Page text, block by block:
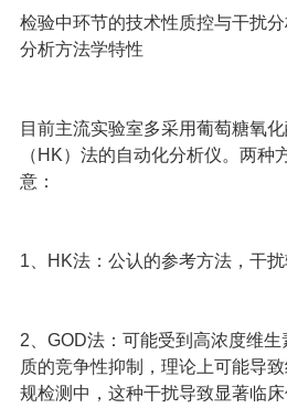
检验中环节的技术性质控与干扰
分析方法学特性
目前主流实验室多采用葡萄糖氧
（HK）法的自动化分析仪。两种
意：
1、HK法：公认的参考方法，干扰
2、GOD法：可能受到高浓度维
质的竞争性抑制，理论上可能导
规检测中，这种干扰导致显著临床